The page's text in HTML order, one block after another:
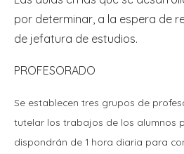
por determinar, a la espera de
de jefatura de estudios.
PROFESORADO
Se establecen tres grupos de
tutelar los trabajos de los alumnos
dispondrán de 1 hora diaria para